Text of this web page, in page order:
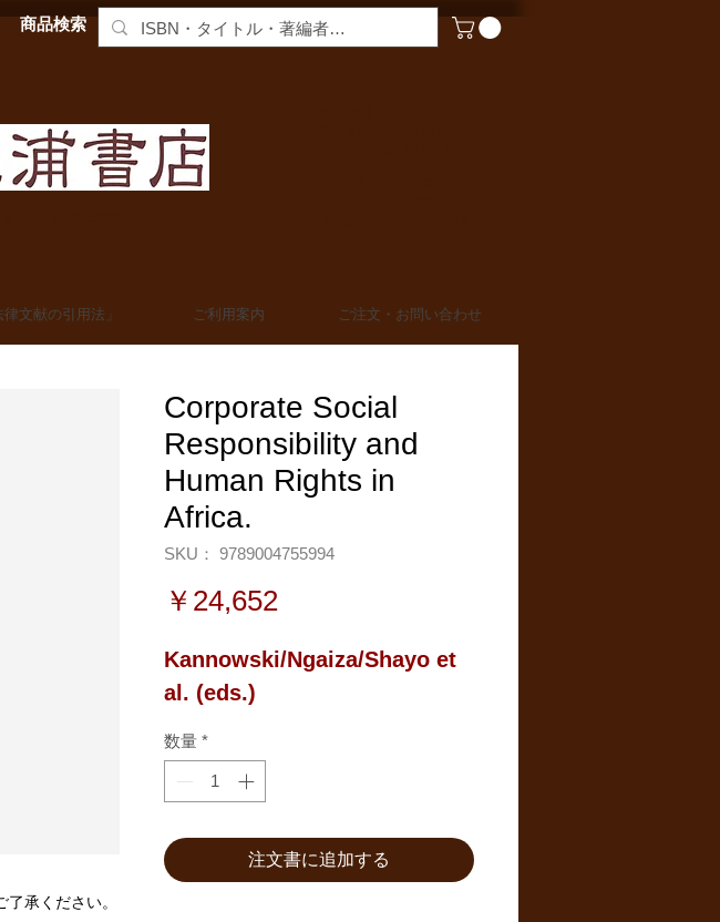
商品検索
律文献の引用法」 ご利用案内 ご注文・お問い合わせ
Corporate Social
Responsibility and
Human Rights in
Africa.
SKU： 9789004755994
￥24,652
Kannowski/Ngaiza/Shayo et
al. (eds.)
数量 *
注文書に追加する
承ください。